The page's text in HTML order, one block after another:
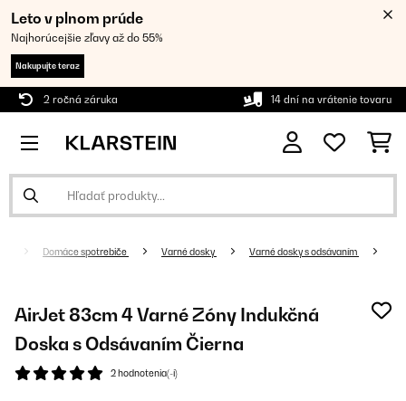
Leto v plnom prúde
Najhorúcejšie zľavy až do 55%
Nakupujte teraz
2 ročná záruka 14 dní na vrátenie tovaru
Domáce spotrebiče Varné dosky Varné dosky s odsávaním
AirJet 83cm 4 Varné Zóny Indukčná
Doska s Odsávaním Čierna
2 hodnotenia(-í)